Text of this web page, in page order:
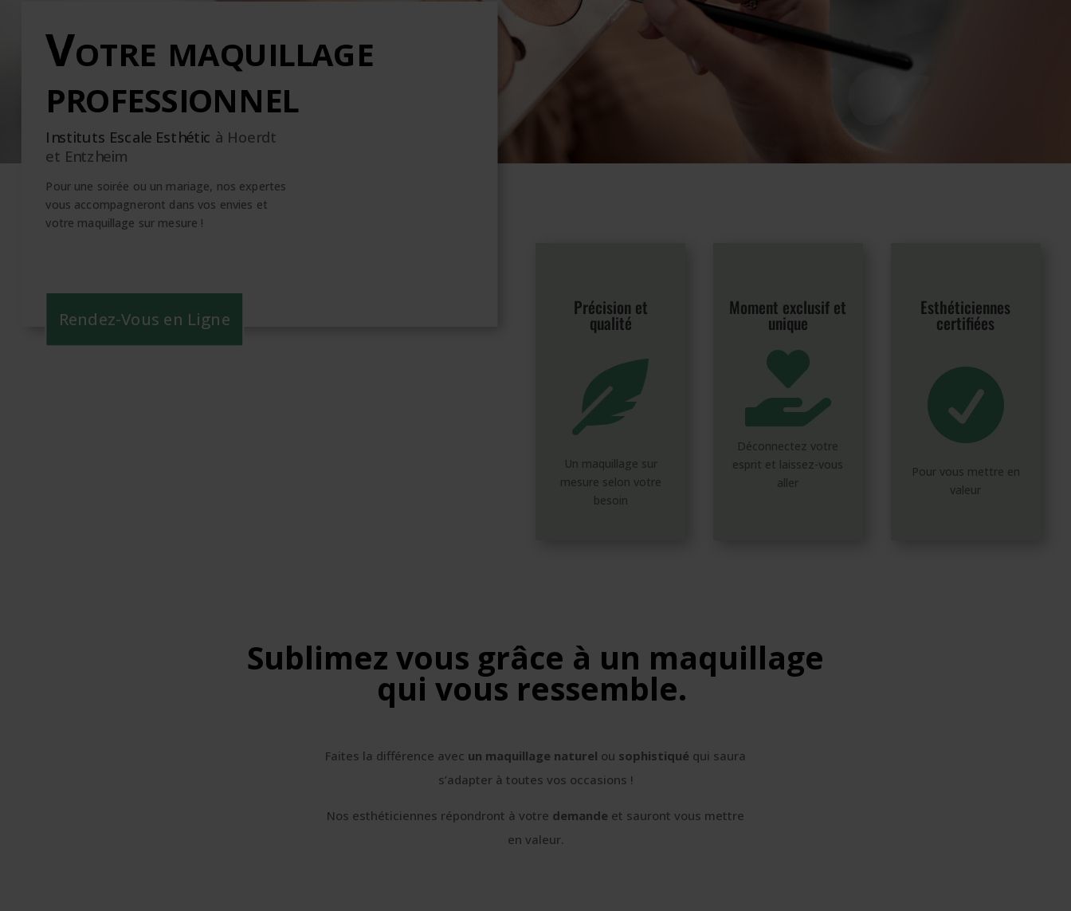
Votre maquillage
professionnel
Instituts Escale Esthétic à Hoerdt
et Entzheim
Pour une soirée ou un mariage, nos expertes
vous accompagneront dans vos envies et
votre maquillage sur mesure !
Rendez-Vous en Ligne
Précision et
qualité

Un maquillage sur
mesure selon votre
besoin
Moment exclusif et
unique

Déconnectez votre
esprit et laissez-vous
aller
Esthéticiennes
certifiées

Pour vous mettre en
valeur
Sublimez vous grâce à un maquillage
qui vous ressemble.
Faites la différence avec un maquillage naturel ou sophistiqué qui saura
s’adapter à toutes vos occasions !
Nos esthéticiennes répondront à votre demande et sauront vous mettre
en valeur.